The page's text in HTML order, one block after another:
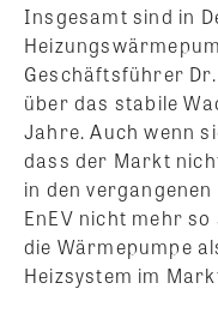
Insgesamt sind in
Geschäftsführer
über das stabile
Jahre. Auch wenn
dass der Markt
in den
EnEV nicht mehr
die Wärmepumpe
Heizsystem im